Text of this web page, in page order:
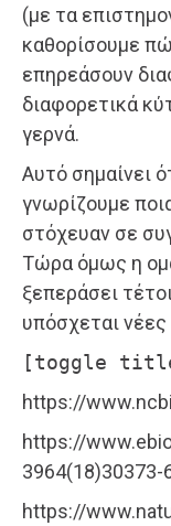
(με τα
καθορίσουμε
επηρεάσουν
διαφορετικά
γερνά.
Αυτό σημαίνει
γνωρίζουμε
στόχευαν σε
Τώρα όμως η
ξεπεράσει
υπόσχεται
[toggle
https://
https://
https://